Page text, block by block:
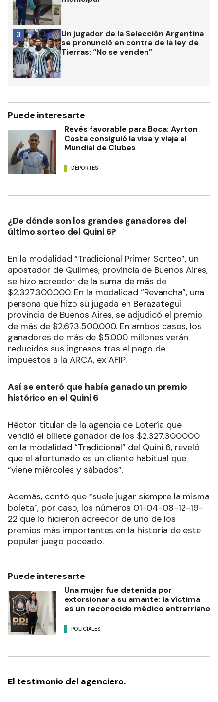
Un jugador de la Selección Argentina
se pronunció en contra de la ley de
Tierras: “No se venden”
3
Puede interesarte
Revés favorable para Boca: Ayrton
Costa consiguió la visa y viaja al
Mundial de Clubes
DEPORTES
¿De dónde son los grandes ganadores del
último sorteo del Quini 6?
En la modalidad “Tradicional Primer Sorteo”, un
apostador de Quilmes, provincia de Buenos Aires,
se hizo acreedor de la suma de más de
$2.327.300.000. En la modalidad “Revancha”, una
persona que hizo su jugada en Berazategui,
provincia de Buenos Aires, se adjudicó el premio
de más de $2.673.500.000. En ambos casos, los
ganadores de más de $5.000 millones verán
reducidos sus ingresos tras el pago de
impuestos a la ARCA, ex AFIP.
Así se enteró que había ganado un premio
histórico en el Quini 6
Héctor, titular de la agencia de Lotería que
vendió el billete ganador de los $2.327.300.000
en la modalidad “Tradicional” del Quini 6, reveló
que el afortunado es un cliente habitual que
“viene miércoles y sábados”.
Además, contó que “suele jugar siempre la misma
boleta”, por caso, los números 01-04-08-12-19-
22 que lo hicieron acreedor de uno de los
premios más importantes en la historia de este
popular juego poceado.
Puede interesarte
Una mujer fue detenida por
extorsionar a su amante: la víctima
es un reconocido médico entrerriano
POLICIALES
El testimonio del agenciero.